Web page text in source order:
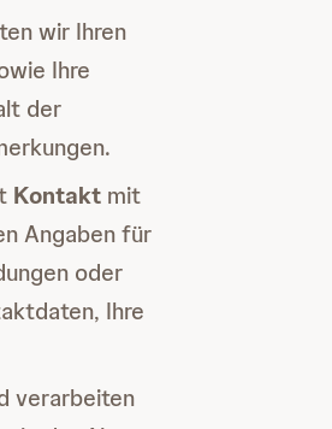
wir Ihren
Ihre
der
Kontakt mit
Angaben für
oder
Ihre
verarbeiten